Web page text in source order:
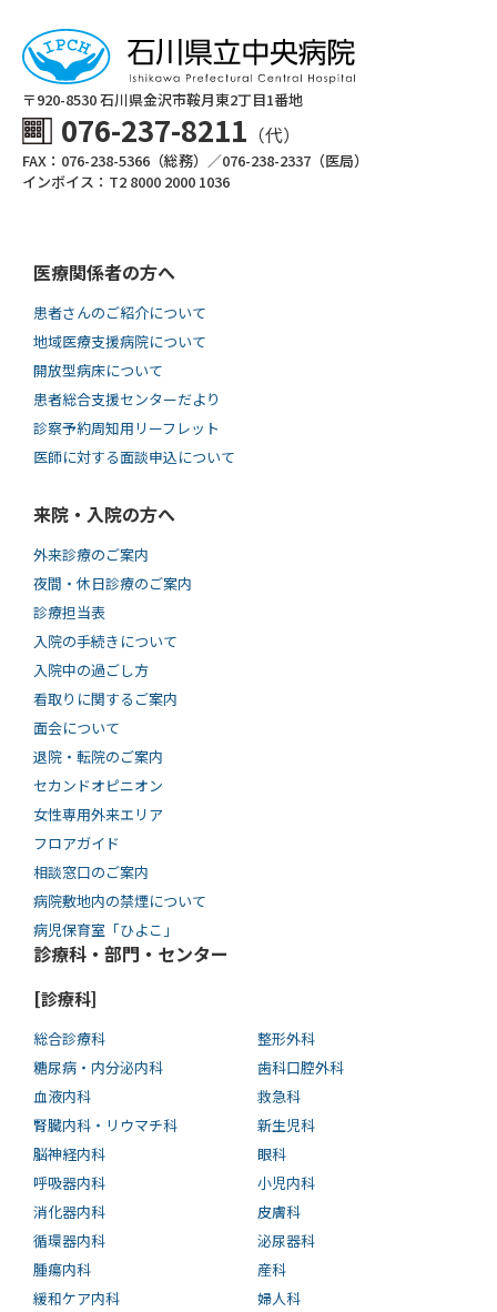
〒920-8530 ⽯川県⾦沢市鞍⽉東2丁⽬1番地
076-237-8211 （代）
FAX：076-238-5366（総務）／076-238-2337（医局）
インボイス：T2 8000 2000 1036
医療関係者の方へ
患者さんのご紹介について
地域医療支援病院について
開放型病床について
患者総合支援センターだより
診察予約周知用リーフレット
医師に対する面談申込について
来院・入院の方へ
外来診療のご案内
夜間・休日診療のご案内
診療担当表
入院の手続きについて
入院中の過ごし方
看取りに関するご案内
面会について
退院・転院のご案内
セカンドオピニオン
女性専用外来エリア
フロアガイド
相談窓口のご案内
病院敷地内の禁煙について
病児保育室「ひよこ」
診療科・部門・センター
[診療科]
総合診療科
糖尿病・内分泌内科
血液内科
腎臓内科・リウマチ科
脳神経内科
呼吸器内科
消化器内科
循環器内科
腫瘍内科
緩和ケア内科
整形外科
歯科口腔外科
救急科
新生児科
眼科
小児内科
皮膚科
泌尿器科
産科
婦人科